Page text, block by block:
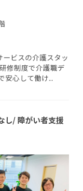
ビスの介護スタッ
修制度で介護職デ
安心して働け...
し/ 障がい者支援